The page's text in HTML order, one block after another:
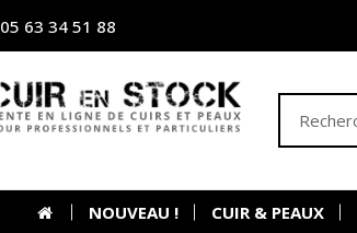
05 63 34 51 88
NOUVEAU ! CUIR & PEAUX